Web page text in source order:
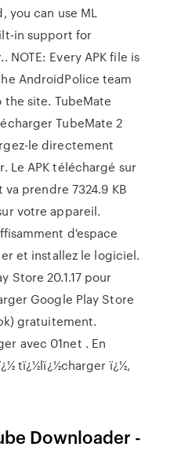
you can use ML
in support for
NOTE: Every APK file is
AndroidPolice team
site. TubeMate
TubeMate 2
le directement
Le APK téléchargé sur
prendre 7324.9 KB
votre appareil.
d'espace
et installez le logiciel.
Store 20.1.17 pour
Google Play Store
gratuitement.
avec 01net . En
tï¿½lï¿½charger ï¿½,
Downloader -